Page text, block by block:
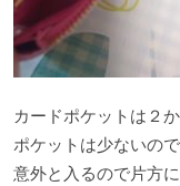
カードポケットは２
ポケットは少ないの
意外と入るので片方